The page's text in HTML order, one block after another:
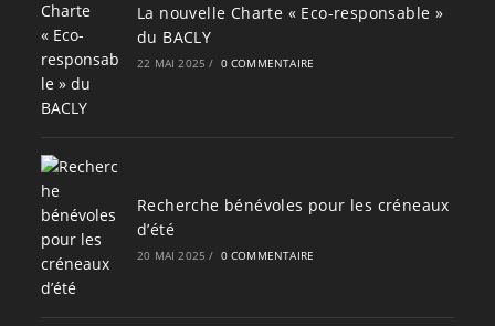
La nouvelle Charte « Eco-responsable »
du BACLY
22 MAI 2025 / 0 COMMENTAIRE
Recherche bénévoles pour les créneaux
d’été
20 MAI 2025 / 0 COMMENTAIRE